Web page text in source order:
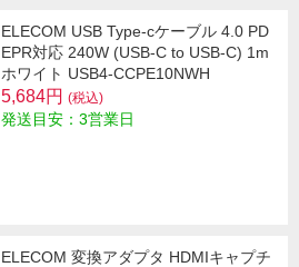
ELECOM USB Type-cケーブル 4.0 PD
EPR対応 240W (USB-C to USB-C) 1m
ホワイト USB4-CCPE10NWH
5,684円 (税込)
発送目安：3営業日
ELECOM 変換アダプタ HDMIキャプチ